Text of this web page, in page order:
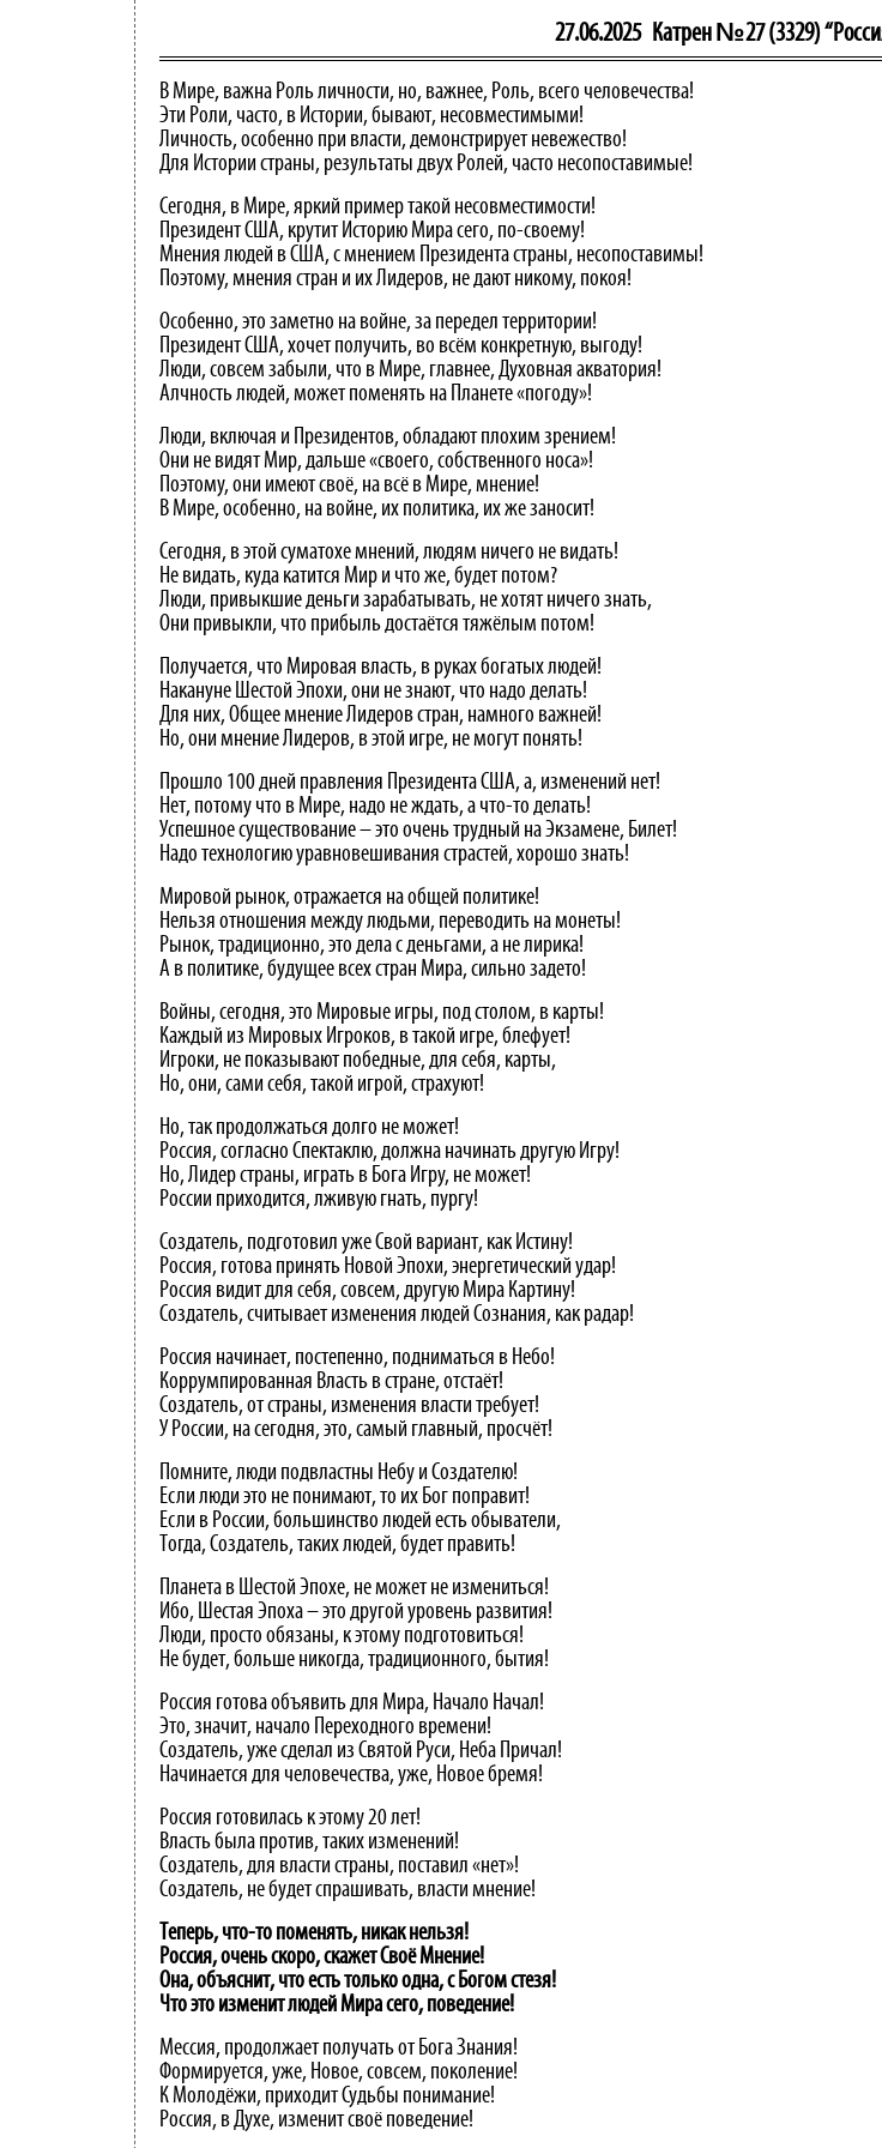
27.06.2025 Катрен №27 (3329)
В Мире, важна Роль личности, но, важнее, Роль, всего человечества!
Эти Роли, часто, в Истории, бывают, несовместимыми!
Личность, особенно при власти, демонстрирует невежество!
Для Истории страны, результаты двух Ролей, часто несопоставимые!
Сегодня, в Мире, яркий пример такой несовместимости!
Президент США, крутит Историю Мира сего, по-своему!
Мнения людей в США, с мнением Президента страны, несопоставимы!
Поэтому, мнения стран и их Лидеров, не дают никому, покоя!
Особенно, это заметно на войне, за передел территории!
Президент США, хочет получить, во всём конкретную, выгоду!
Люди, совсем забыли, что в Мире, главнее, Духовная акватория!
Алчность людей, может поменять на Планете «погоду»!
Люди, включая и Президентов, обладают плохим зрением!
Они не видят Мир, дальше «своего, собственного носа»!
Поэтому, они имеют своё, на всё в Мире, мнение!
В Мире, особенно, на войне, их политика, их же заносит!
Сегодня, в этой суматохе мнений, людям ничего не видать!
Не видать, куда катится Мир и что же, будет потом?
Люди, привыкшие деньги зарабатывать, не хотят ничего знать,
Они привыкли, что прибыль достаётся тяжёлым потом!
Получается, что Мировая власть, в руках богатых людей!
Накануне Шестой Эпохи, они не знают, что надо делать!
Для них, Общее мнение Лидеров стран, намного важней!
Но, они мнение Лидеров, в этой игре, не могут понять!
Прошло 100 дней правления Президента США, а, изменений нет!
Нет, потому что в Мире, надо не ждать, а что-то делать!
Успешное существование – это очень трудный на Экзамене, Билет!
Надо технологию уравновешивания страстей, хорошо знать!
Мировой рынок, отражается на общей политике!
Нельзя отношения между людьми, переводить на монеты!
Рынок, традиционно, это дела с деньгами, а не лирика!
А в политике, будущее всех стран Мира, сильно задето!
Войны, сегодня, это Мировые игры, под столом, в карты!
Каждый из Мировых Игроков, в такой игре, блефует!
Игроки, не показывают победные, для себя, карты,
Но, они, сами себя, такой игрой, страхуют!
Но, так продолжаться долго не может!
Россия, согласно Спектаклю, должна начинать другую Игру!
Но, Лидер страны, играть в Бога Игру, не может!
России приходится, лживую гнать, пургу!
Создатель, подготовил уже Свой вариант, как Истину!
Россия, готова принять Новой Эпохи, энергетический удар!
Россия видит для себя, совсем, другую Мира Картину!
Создатель, считывает изменения людей Сознания, как радар!
Россия начинает, постепенно, подниматься в Небо!
Коррумпированная Власть в стране, отстаёт!
Создатель, от страны, изменения власти требует!
У России, на сегодня, это, самый главный, просчёт!
Помните, люди подвластны Небу и Создателю!
Если люди это не понимают, то их Бог поправит!
Если в России, большинство людей есть обыватели,
Тогда, Создатель, таких людей, будет править!
Планета в Шестой Эпохе, не может не измениться!
Ибо, Шестая Эпоха – это другой уровень развития!
Люди, просто обязаны, к этому подготовиться!
Не будет, больше никогда, традиционного, бытия!
Россия готова объявить для Мира, Начало Начал!
Это, значит, начало Переходного времени!
Создатель, уже сделал из Святой Руси, Неба Причал!
Начинается для человечества, уже, Новое бремя!
Россия готовилась к этому 20 лет!
Власть была против, таких изменений!
Создатель, для власти страны, поставил «нет»!
Создатель, не будет спрашивать, власти мнение!
Теперь, что-то поменять, никак нельзя!
Россия, очень скоро, скажет Своё Мнение!
Она, объяснит, что есть только одна, с Богом стезя!
Что это изменит людей Мира сего, поведение!
Мессия, продолжает получать от Бога Знания!
Формируется, уже, Новое, совсем, поколение!
К Молодёжи, приходит Судьбы понимание!
Россия, в Духе, изменит своё поведение!